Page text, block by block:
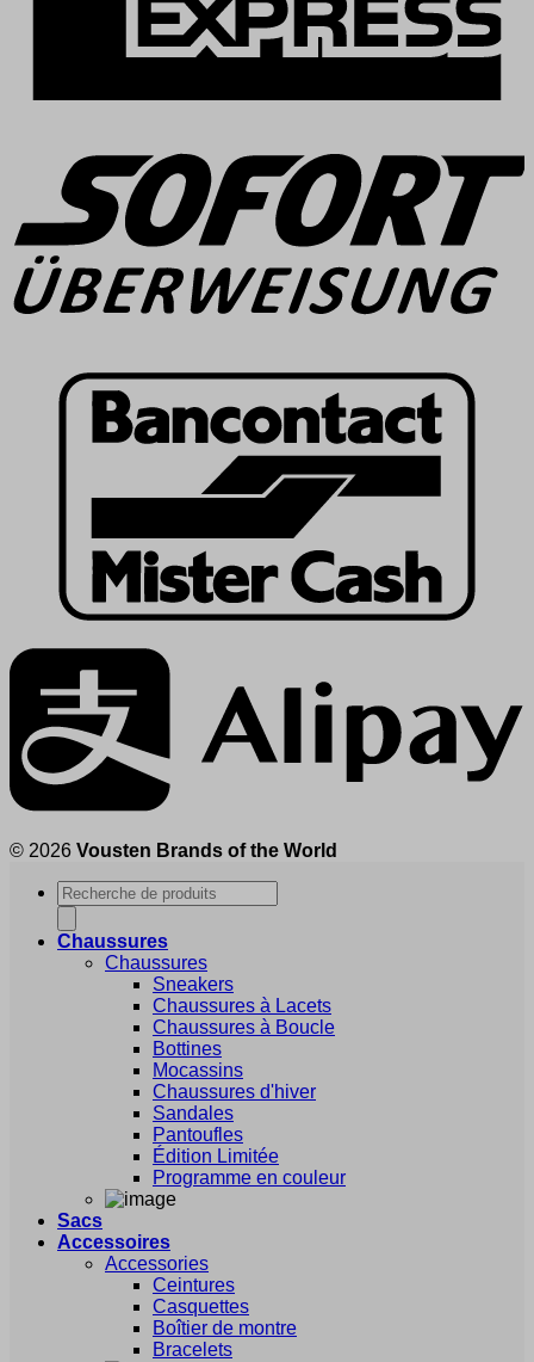
© 2026 Vousten Brands of the World
Recherche
de
produits
Chaussures
Chaussures
Sneakers
Chaussures à Lacets
Chaussures à Boucle
Bottines
Mocassins
Chaussures d'hiver
Sandales
Pantoufles
Édition Limitée
Programme en couleur
Sacs
Accessoires
Accessories
Ceintures
Casquettes
Boîtier de montre
Bracelets